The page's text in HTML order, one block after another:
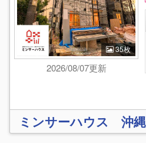
35枚
2026/08/07更新
ミンサーハウス 沖